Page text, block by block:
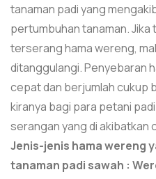
tanaman padi yang
pertumbuhan tanaman. Jika
terserang hama wereng,
ditanggulangi. Penyebaran
cepat dan berjumlah cukup
kiranya bagi para petani
serangan yang di akibatkan
Jenis-jenis hama wereng
tanaman padi sawah :